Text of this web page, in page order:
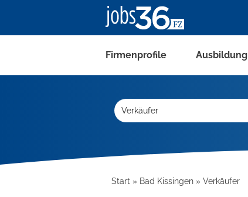
Firmenprofile Ausbildung
Start Bad Kissingen Verkäufer